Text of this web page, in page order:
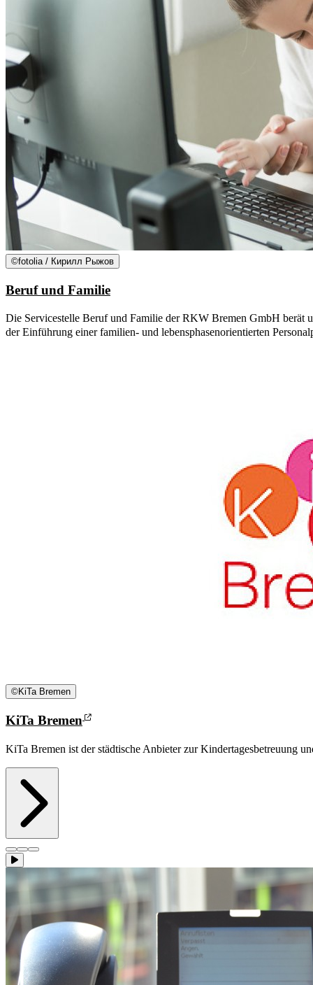
©fotolia / Кирилл Рыжов
Beruf und Familie
Die Servicestelle Beruf und Familie der RKW Bremen GmbH berät
der Einführung einer familien- und lebensphasenorientierten
©KiTa Bremen
KiTa Bremen
KiTa Bremen ist der städtische Anbieter zur Kindertagesbetreuung